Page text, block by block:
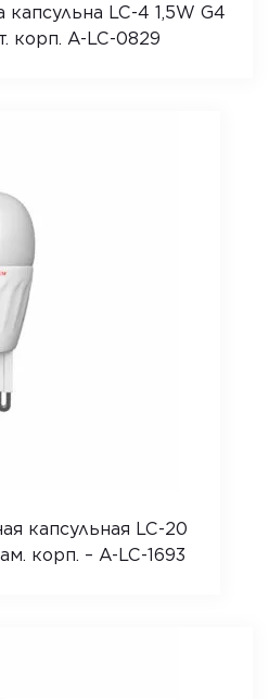
капсульна LC-4 1,5W G4
корп. A-LC-0829
капсульная LC-20
корп. – A-LC-1693